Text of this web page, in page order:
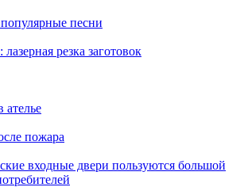
популярные песни
резка заготовок
пожара
входные двери пользуются большой